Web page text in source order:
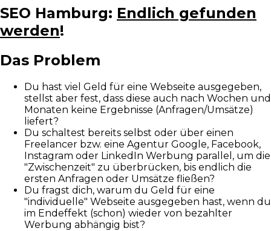
SEO Hamburg: Endlich gefunden
werden!
Das Problem
Du hast viel Geld für eine Webseite ausgegeben,
stellst aber fest, dass diese auch nach Wochen und
Monaten keine Ergebnisse (Anfragen/Umsätze)
liefert?
Du schaltest bereits selbst oder über einen
Freelancer bzw. eine Agentur Google, Facebook,
Instagram oder LinkedIn Werbung parallel, um die
"Zwischenzeit" zu überbrücken, bis endlich die
ersten Anfragen oder Umsätze fließen?
Du fragst dich, warum du Geld für eine
"individuelle" Webseite ausgegeben hast, wenn du
im Endeffekt (schon) wieder von bezahlter
Werbung abhängig bist?